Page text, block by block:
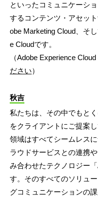
といったコミュニケーシ
するコンテンツ・アセッ
obe Marketing Cloud、そ
e Cloudです。
（Adobe Experience
ださい）
秋吉
私たちは、その中でもと
をクライアントにご提案
領域はすべてシームレス
ラウドサービスとの連携
み合わせたテクノロジー
す。そのすべてのソリュ
グコミュニケーションの